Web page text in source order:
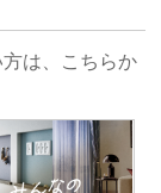
は、こちらか